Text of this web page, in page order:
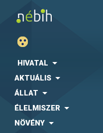
HIVATAL
AKTUÁLIS
ÁLLAT
ÉLELMISZER
NÖVÉNY